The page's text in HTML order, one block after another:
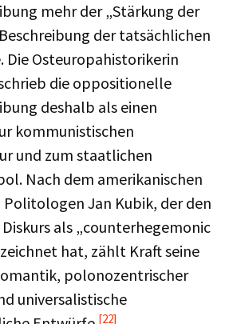
mehr der „Stärkung der
der tatsächlichen
Die Osteuropahistorikerin
die oppositionelle
deshalb als einen
kommunistischen
und zum staatlichen
Nach dem amerikanischen
Jan Kubik, der den
als „counterhegemonic
hat, zählt Kraft seine
polonozentrischer
universalistische
[22]